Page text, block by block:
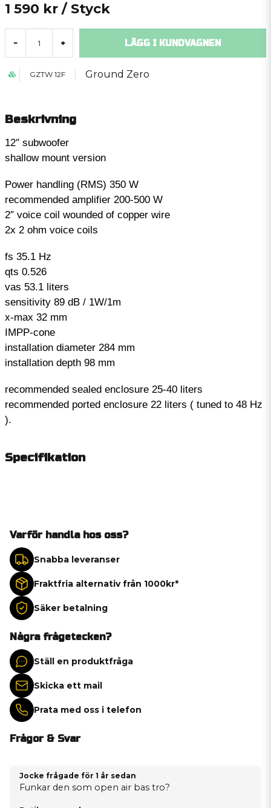
1 590 kr / Styck
- + LÄGG I KUNDVAGNEN
GZTW 12F Ground Zero
Beskrivning
12″ subwoofer
shallow mount version
Power handling (RMS) 350 W
recommended amplifier 200-500 W
2″ voice coil wounded of copper wire
2x 2 ohm voice coils
fs 35.1 Hz
qts 0.526
vas 53.1 liters
sensitivity 89 dB / 1W/1m
x-max 32 mm
IMPP-cone
installation diameter 284 mm
installation depth 98 mm
recommended sealed enclosure 25-40 liters
recommended ported enclosure 22 liters ( tuned to 48 Hz
).
Specifikation
Varför handla hos oss?
Snabba leveranser
Fraktfria alternativ från 1000kr*
Säker betalning
Några frågetecken?
Ställ en produktfråga
Skicka ett mail
Prata med oss i telefon
Frågor & Svar
Jocke frågade för 1 år sedan
Funkar den som open air bas tro?